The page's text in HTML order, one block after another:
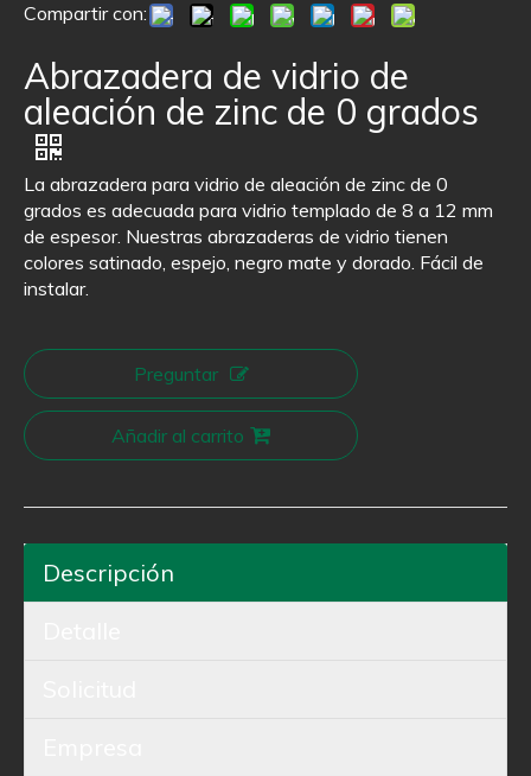
Compartir con:
Abrazadera de vidrio de
aleación de zinc de 0 grados
La abrazadera para vidrio de aleación de zinc de 0
grados es adecuada para vidrio templado de 8 a 12 mm
de espesor. Nuestras abrazaderas de vidrio tienen
colores satinado, espejo, negro mate y dorado. Fácil de
instalar.
Preguntar
Añadir al carrito
Descripción